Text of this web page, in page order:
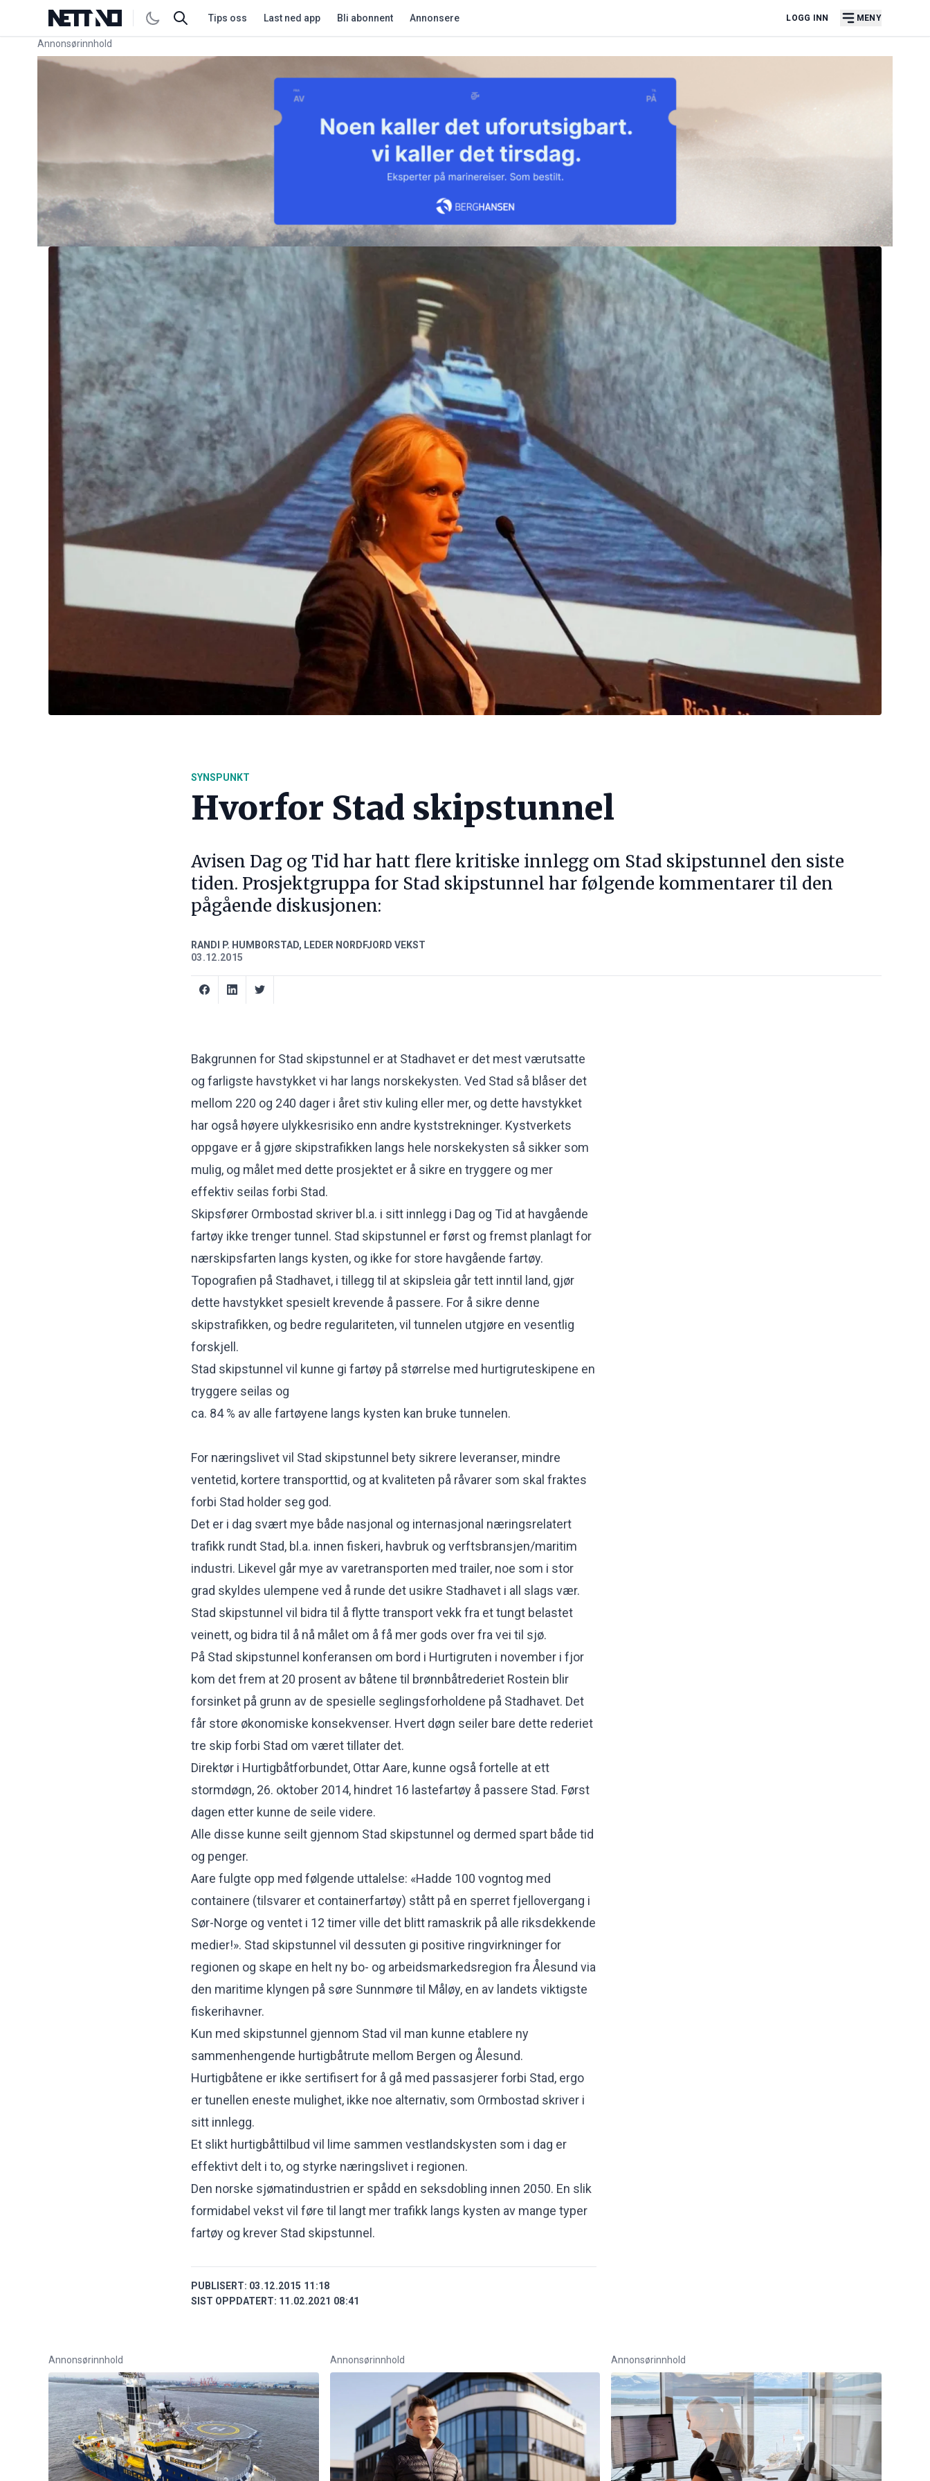
Tips oss Last ned app Bli abonnent Annonsere LOGG INN MENY
Annonsørinnhold
Link for annonse
SYNSPUNKT
Hvorfor Stad skipstunnel
Avisen Dag og Tid har hatt flere kritiske innlegg om Stad skipstunnel den siste
tiden. Prosjektgruppa for Stad skipstunnel har følgende kommentarer til den
pågående diskusjonen:
RANDI P. HUMBORSTAD, LEDER NORDFJORD VEKST
03.12.2015
Bakgrunnen for Stad skipstunnel er at Stadhavet er det mest værutsatte
og farligste havstykket vi har langs norskekysten. Ved Stad så blåser det
mellom 220 og 240 dager i året stiv kuling eller mer, og dette havstykket
har også høyere ulykkesrisiko enn andre kyststrekninger. Kystverkets
oppgave er å gjøre skipstrafikken langs hele norskekysten så sikker som
mulig, og målet med dette prosjektet er å sikre en tryggere og mer
effektiv seilas forbi Stad.
Skipsfører Ormbostad skriver bl.a. i sitt innlegg i Dag og Tid at havgående
fartøy ikke trenger tunnel. Stad skipstunnel er først og fremst planlagt for
nærskipsfarten langs kysten, og ikke for store havgående fartøy.
Topografien på Stadhavet, i tillegg til at skipsleia går tett inntil land, gjør
dette havstykket spesielt krevende å passere. For å sikre denne
skipstrafikken, og bedre regulariteten, vil tunnelen utgjøre en vesentlig
forskjell.
Stad skipstunnel vil kunne gi fartøy på størrelse med hurtigruteskipene en
tryggere seilas og
ca. 84 % av alle fartøyene langs kysten kan bruke tunnelen.
For næringslivet vil Stad skipstunnel bety sikrere leveranser, mindre
ventetid, kortere transporttid, og at kvaliteten på råvarer som skal fraktes
forbi Stad holder seg god.
Det er i dag svært mye både nasjonal og internasjonal næringsrelatert
trafikk rundt Stad, bl.a. innen fiskeri, havbruk og verftsbransjen/maritim
industri. Likevel går mye av varetransporten med trailer, noe som i stor
grad skyldes ulempene ved å runde det usikre Stadhavet i all slags vær.
Stad skipstunnel vil bidra til å flytte transport vekk fra et tungt belastet
veinett, og bidra til å nå målet om å få mer gods over fra vei til sjø.
På Stad skipstunnel konferansen om bord i Hurtigruten i november i fjor
kom det frem at 20 prosent av båtene til brønnbåtrederiet Rostein blir
forsinket på grunn av de spesielle seglingsforholdene på Stadhavet. Det
får store økonomiske konsekvenser. Hvert døgn seiler bare dette rederiet
tre skip forbi Stad om været tillater det.
Direktør i Hurtigbåtforbundet, Ottar Aare, kunne også fortelle at ett
stormdøgn, 26. oktober 2014, hindret 16 lastefartøy å passere Stad. Først
dagen etter kunne de seile videre.
Alle disse kunne seilt gjennom Stad skipstunnel og dermed spart både tid
og penger.
Aare fulgte opp med følgende uttalelse: «Hadde 100 vogntog med
containere (tilsvarer et containerfartøy) stått på en sperret fjellovergang i
Sør-Norge og ventet i 12 timer ville det blitt ramaskrik på alle riksdekkende
medier!». Stad skipstunnel vil dessuten gi positive ringvirkninger for
regionen og skape en helt ny bo- og arbeidsmarkedsregion fra Ålesund via
den maritime klyngen på søre Sunnmøre til Måløy, en av landets viktigste
fiskerihavner.
Kun med skipstunnel gjennom Stad vil man kunne etablere ny
sammenhengende hurtigbåtrute mellom Bergen og Ålesund.
Hurtigbåtene er ikke sertifisert for å gå med passasjerer forbi Stad, ergo
er tunellen eneste mulighet, ikke noe alternativ, som Ormbostad skriver i
sitt innlegg.
Et slikt hurtigbåttilbud vil lime sammen vestlandskysten som i dag er
effektivt delt i to, og styrke næringslivet i regionen.
Den norske sjømatindustrien er spådd en seksdobling innen 2050. En slik
formidabel vekst vil føre til langt mer trafikk langs kysten av mange typer
fartøy og krever Stad skipstunnel.
PUBLISERT: 03.12.2015 11:18
SIST OPPDATERT: 11.02.2021 08:41
Annonsørinnhold Annonsørinnhold Annonsørinnhold